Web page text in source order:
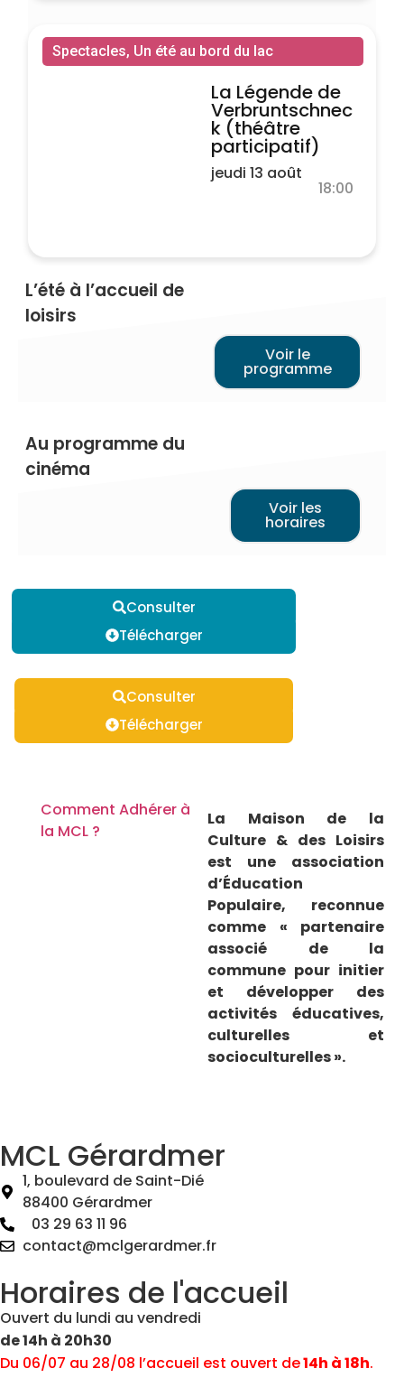
Consulter
Télécharger
Consulter
Télécharger
Spectacles, Un été au bord du lac
La Légende de
Verbruntschnec
k (théâtre
participatif)
jeudi 13 août
18:00
L’été à l’accueil de
loisirs
Voir le
programme
Au programme du
cinéma
Voir les
horaires
Comment Adhérer à
la MCL ?
La Maison de la
Culture & des Loisirs
est une association
d’Éducation
Populaire, reconnue
comme « partenaire
associé de la
commune pour initier
et développer des
activités éducatives,
culturelles et
socioculturelles ».
MCL Gérardmer
1, boulevard de Saint-Dié
88400 Gérardmer
03 29 63 11 96
contact@mclgerardmer.fr
Horaires de l'accueil
Ouvert du lundi au vendredi
de 14h à 20h30
Du 06/07 au 28/08 l’accueil est ouvert de14h à 18h.